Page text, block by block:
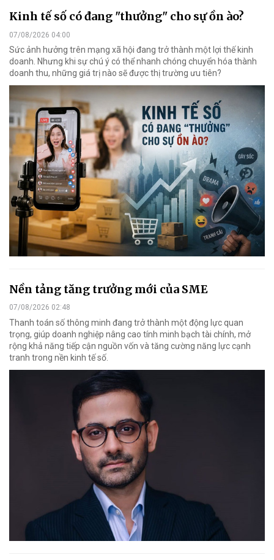
Kinh tế số có đang "thưởng" cho sự ồn ào?
07/08/2026 04:00
Sức ảnh hưởng trên mạng xã hội đang trở thành một lợi thế kinh
doanh. Nhưng khi sự chú ý có thể nhanh chóng chuyển hóa thành
doanh thu, những giá trị nào sẽ được thị trường ưu tiên?
Nền tảng tăng trưởng mới của SME
07/08/2026 02:48
Thanh toán số thông minh đang trở thành một động lực quan
trọng, giúp doanh nghiệp nâng cao tính minh bạch tài chính, mở
rộng khả năng tiếp cận nguồn vốn và tăng cường năng lực cạnh
tranh trong nền kinh tế số.